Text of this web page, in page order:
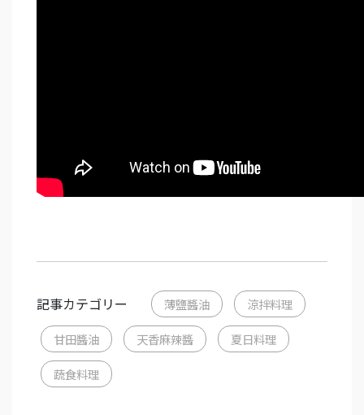
記事カテゴリー 薄鹽醬油 涼拌料理
甘田醬油 天香麻辣醬 夏日料理
蔬食料理